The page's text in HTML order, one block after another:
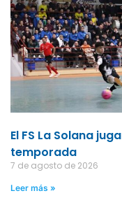
El FS La Solana
temporada
7 de agosto de 2026
Leer más »